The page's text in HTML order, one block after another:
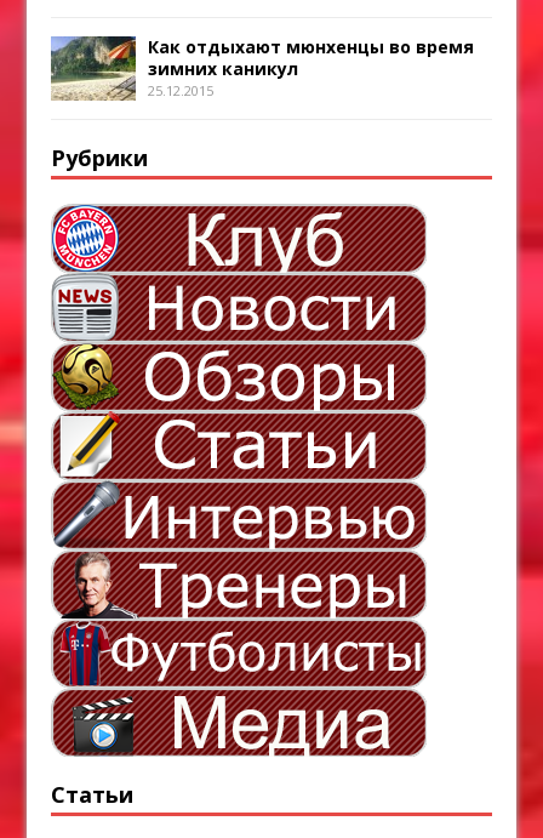
Как отдыхают мюнхенцы во время
зимних каникул
25.12.2015
Рубрики
Статьи